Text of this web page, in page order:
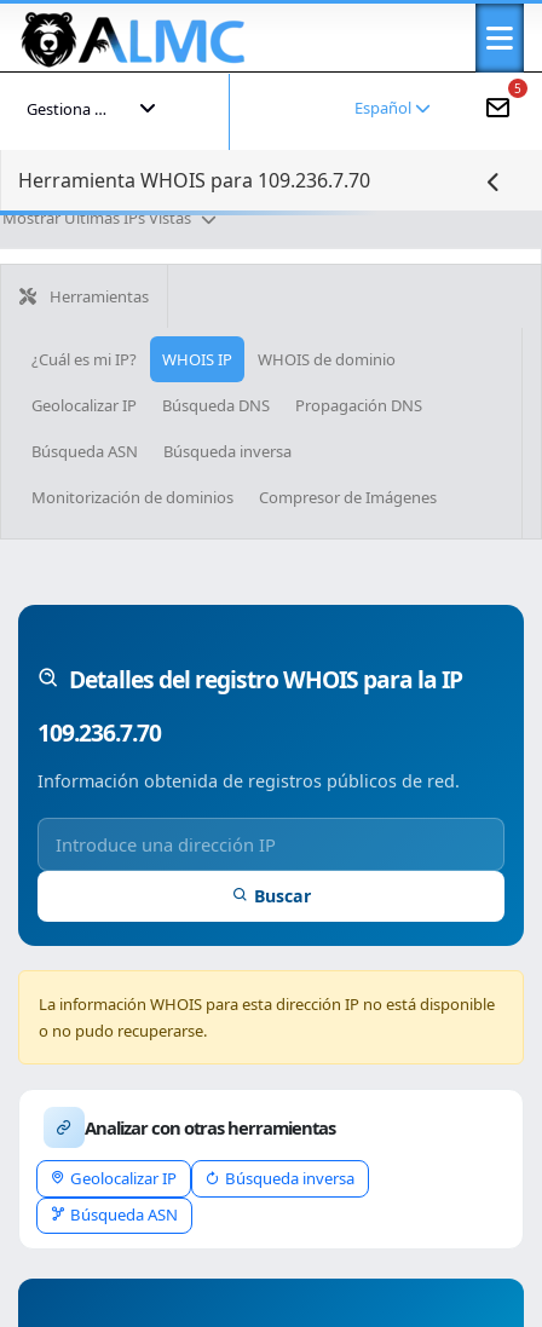
5
Español
Gestiona tu cuenta
Herramienta WHOIS para 109.236.7.70
Mostrar Últimas IPs Vistas
Herramientas
¿Cuál es mi IP? WHOIS IP WHOIS de dominio
Geolocalizar IP Búsqueda DNS Propagación DNS
Búsqueda ASN Búsqueda inversa
Monitorización de dominios Compresor de Imágenes
Detalles del registro WHOIS para la IP
109.236.7.70
Información obtenida de registros públicos de red.
Buscar
La información WHOIS para esta dirección IP no está disponible
o no pudo recuperarse.
Analizar con otras herramientas
Geolocalizar IP
Búsqueda inversa
Búsqueda ASN